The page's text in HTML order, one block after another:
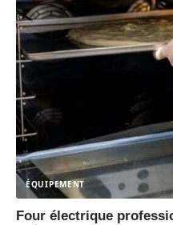
ÉQUIPEMENT
Four électrique